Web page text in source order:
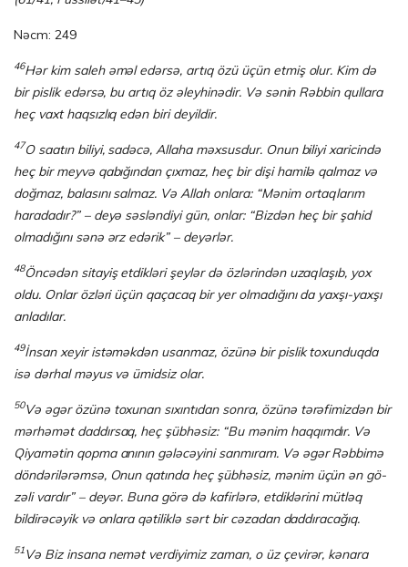
Nəcm: 249
46Hər kim saleh əməl edərsə, artıq özü üçün etmiş olur. Kim də
bir pislik edərsə, bu artıq öz əleyhinədir. Və sənin Rəbbin qullara
heç vaxt haqsızlıq edən biri deyildir.
47O saatın biliyi, sadəcə, Allaha məxsusdur. Onun biliyi xaricində
heç bir meyvə qa­bı­ğın­dan çıxmaz, heç bir dişi hamilə qalmaz və
doğmaz, balasını salmaz. Və Allah onlara: “Mənim ortaqlarım
haradadır?” – deyə səsləndiyi gün, onlar: “Bizdən heç bir şahid
olmadığını sənə ərz edərik” – deyərlər.
48Öncədən sitayiş etdikləri şeylər də özlərindən uzaqlaşıb, yox
oldu. Onlar özləri üçün qaçacaq bir yer olmadığını da yaxşı-yaxşı
anladılar.
49İnsan xeyir istəməkdən usanmaz, özünə bir pislik toxunduqda
isə dərhal məyus və ümidsiz olar.
50Və əgər özünə toxunan sıxıntıdan sonra, özünə tərəfimizdən bir
mərhəmət daddırsaq, heç şübhəsiz: “Bu mənim haqqımdır. Və
Qiyamətin qopma anının gələcəyini sanmı­ram. Və əgər Rəbbimə
döndərilərəmsə, Onun qatında heç şübhəsiz, mənim üçün ən gö­
zəli vardır” – deyər. Buna görə də kafirlərə, etdiklərini mütləq
bildirəcəyik və onlara qətiliklə sərt bir cəzadan daddıracağıq.
51Və Biz insana nemət verdiyimiz zaman, o üz çevirər, kənara